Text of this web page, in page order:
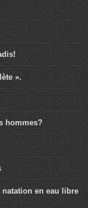
».
hommes?
en eau libre